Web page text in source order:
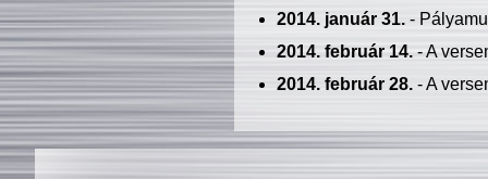
2014. január 31.-
2014. február 14.- A
2014. február 28.- A